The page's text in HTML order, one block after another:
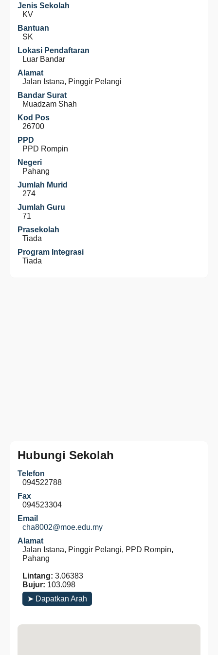
Jenis Sekolah
KV
Bantuan
SK
Lokasi Pendaftaran
Luar Bandar
Alamat
Jalan Istana, Pinggir Pelangi
Bandar Surat
Muadzam Shah
Kod Pos
26700
PPD
PPD Rompin
Negeri
Pahang
Jumlah Murid
274
Jumlah Guru
71
Prasekolah
Tiada
Program Integrasi
Tiada
Hubungi Sekolah
Telefon
094522788
Fax
094523304
Email
cha8002@moe.edu.my
Alamat
Jalan Istana, Pinggir Pelangi, PPD Rompin,
Pahang
Lintang: 3.06383
Bujur: 103.098
➤ Dapatkan Arah